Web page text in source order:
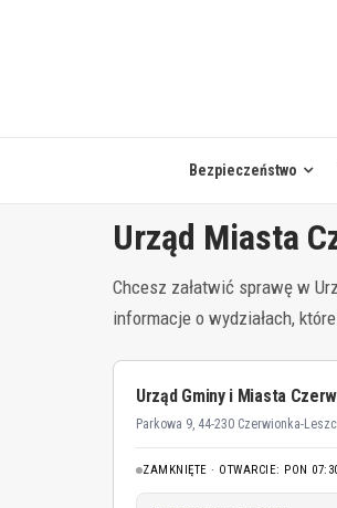
Bezpieczeństwo
Urząd Miasta
Chcesz załatwić sprawę w
informacje o wydziałach,
Urząd Gminy i Miasta
Parkowa 9, 44-230 Czerwionka-
ZAMKNIĘTE · OTWARCIE: PON